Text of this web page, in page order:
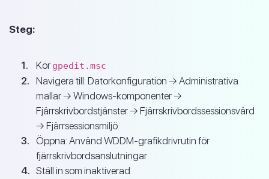
Steg:
Kör gpedit.msc
Navigera till: Datorkonfiguration → Administrativa
mallar → Windows-komponenter →
Fjärrskrivbordstjänster → Fjärrskrivbordssessionsvärd
→ Fjärrsessionsmiljö
Öppna: Använd WDDM-grafikdrivrutin för
fjärrskrivbordsanslutningar
Ställ in som inaktiverad